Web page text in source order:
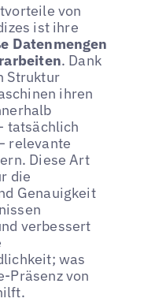
von
ist ihre
Datenmengen
. Dank
Struktur
ihren
tatsächlich
relevante
Diese Art
die
Genauigkeit
verbessert
was
Präsenz von